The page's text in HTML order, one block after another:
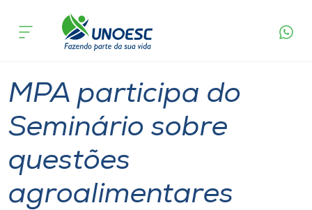
Cursos
Pesquisa
Atendimento ao Estudante
Portal de Ensino
acontece
MPA participa do
Seminário sobre
questões
agroalimentares